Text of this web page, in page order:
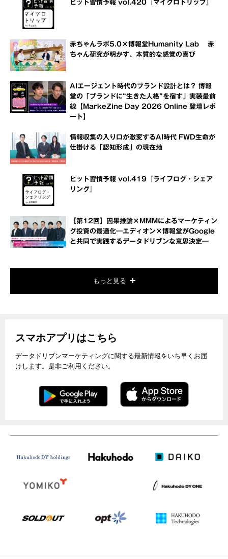
ヒット習慣予報 vol.420『マイクロトリップ』
赤ちゃんラボ5.0×博報堂Humanity Lab 赤
ちゃん研究が明かす、本質的な感覚の喜び
AIエージェント時代のブランド設計とは？ 博報
堂の「ブランドに“生きた人格”を宿す」実装最前
線【MarkeZine Day 2026 Online 登壇レポ
ート】
情報収集の入り口が激変するAI時代 FWD生命が
仕掛ける「認知形成」の現在地
ヒット習慣予報 vol.419『ライフログ・シェア
リング』
【第12回】因果推論×MMMによるマーケティン
グ投資の最適化―エディオン×博報堂がGoogle
と共同で実践するデータドリブンな意思決定―
もっと見る
スマホアプリはこちら
データドリブンマーケティングに関する最新情報をいち早くお届
けします。是非ご利用ください。